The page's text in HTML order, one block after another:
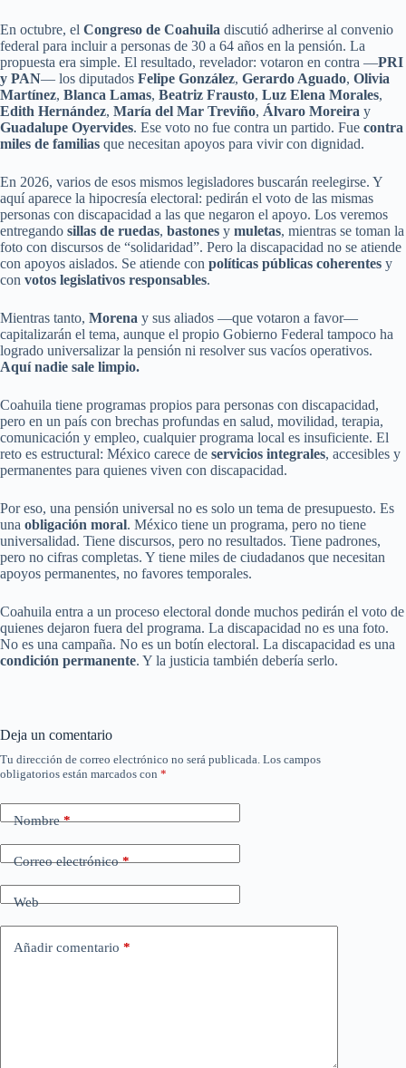
En octubre, el Congreso de Coahuila discutió adherirse al convenio
federal para incluir a personas de 30 a 64 años en la pensión. La
propuesta era simple. El resultado, revelador: votaron en contra —PRI
y PAN— los diputados Felipe González, Gerardo Aguado, Olivia
Martínez, Blanca Lamas, Beatriz Frausto, Luz Elena Morales,
Edith Hernández, María del Mar Treviño, Álvaro Moreira y
Guadalupe Oyervides. Ese voto no fue contra un partido. Fue contra
miles de familias que necesitan apoyos para vivir con dignidad.
En 2026, varios de esos mismos legisladores buscarán reelegirse. Y
aquí aparece la hipocresía electoral: pedirán el voto de las mismas
personas con discapacidad a las que negaron el apoyo. Los veremos
entregando sillas de ruedas, bastones y muletas, mientras se toman la
foto con discursos de “solidaridad”. Pero la discapacidad no se atiende
con apoyos aislados. Se atiende con políticas públicas coherentes y
con votos legislativos responsables.
Mientras tanto, Morena y sus aliados —que votaron a favor—
capitalizarán el tema, aunque el propio Gobierno Federal tampoco ha
logrado universalizar la pensión ni resolver sus vacíos operativos.
Aquí nadie sale limpio.
Coahuila tiene programas propios para personas con discapacidad,
pero en un país con brechas profundas en salud, movilidad, terapia,
comunicación y empleo, cualquier programa local es insuficiente. El
reto es estructural: México carece de servicios integrales, accesibles y
permanentes para quienes viven con discapacidad.
Por eso, una pensión universal no es solo un tema de presupuesto. Es
una obligación moral. México tiene un programa, pero no tiene
universalidad. Tiene discursos, pero no resultados. Tiene padrones,
pero no cifras completas. Y tiene miles de ciudadanos que necesitan
apoyos permanentes, no favores temporales.
Coahuila entra a un proceso electoral donde muchos pedirán el voto de
quienes dejaron fuera del programa. La discapacidad no es una foto.
No es una campaña. No es un botín electoral. La discapacidad es una
condición permanente. Y la justicia también debería serlo.
Deja un comentario
Tu dirección de correo electrónico no será publicada. Los campos
obligatorios están marcados con *
Nombre*
Correo electrónico*
Web
Añadir comentario *